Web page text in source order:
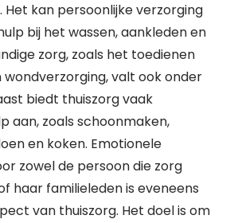
kan persoonlijke verzorging
bij het wassen, aankleden en
zorg, zoals het toedienen
valt ook onder
biedt thuiszorg vaak
aan, zoals schoonmaken,
en koken. Emotionele
zowel de persoon die zorg
haar familieleden is eveneens
van thuiszorg. Het doel is om